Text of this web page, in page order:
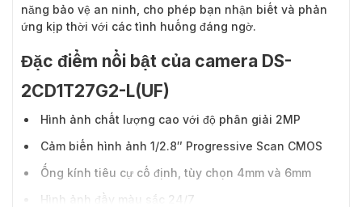
năng bảo vệ an ninh, cho phép bạn nhận biết và phản
ứng kịp thời với các tình huống đáng ngờ.
Đặc điểm nổi bật của camera DS-
2CD1T27G2-L(UF)
Hình ảnh chất lượng cao với độ phân giải 2MP
Cảm biến hình ảnh 1/2.8″ Progressive Scan CMOS
Ống kính tiêu cự cố định, tùy chọn 4mm và 6mm
Hình ảnh đầy màu sắc 24/7